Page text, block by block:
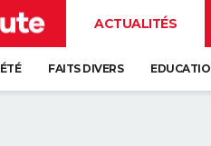
ACTUALITÉS
FAITS DIVERS